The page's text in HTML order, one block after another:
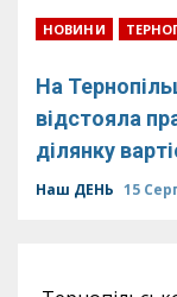
НОВИНИ
На
відстояла
ділянку
Наш ДЕНЬ 15